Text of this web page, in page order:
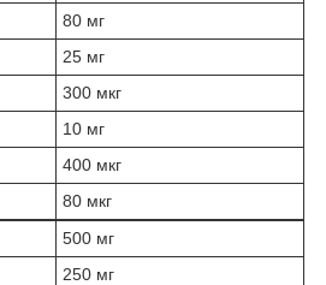
80 мг
25 мг
300 мкг
10 мг
400 мкг
80 мкг
500 мг
250 мг